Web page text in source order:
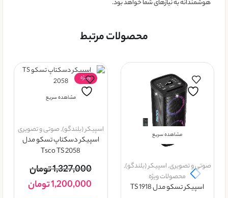
هوشمندانه به نیازهای شما خواهد بود.
محصولات مرتبط
مشاهده سریع
صوتی و تصویری,اسپیکر (بلندگو),
محصولات ویژه
اسپیکر تسکو مدل TS 1918
ویــژه
مشاهده سریع
اسپیکر (بلندگو),صوتی و تصویری
اسپیکر دسکتاپ تسکو مدل
Tsco TS 2058
1,327,000تومان
1,200,000تومان